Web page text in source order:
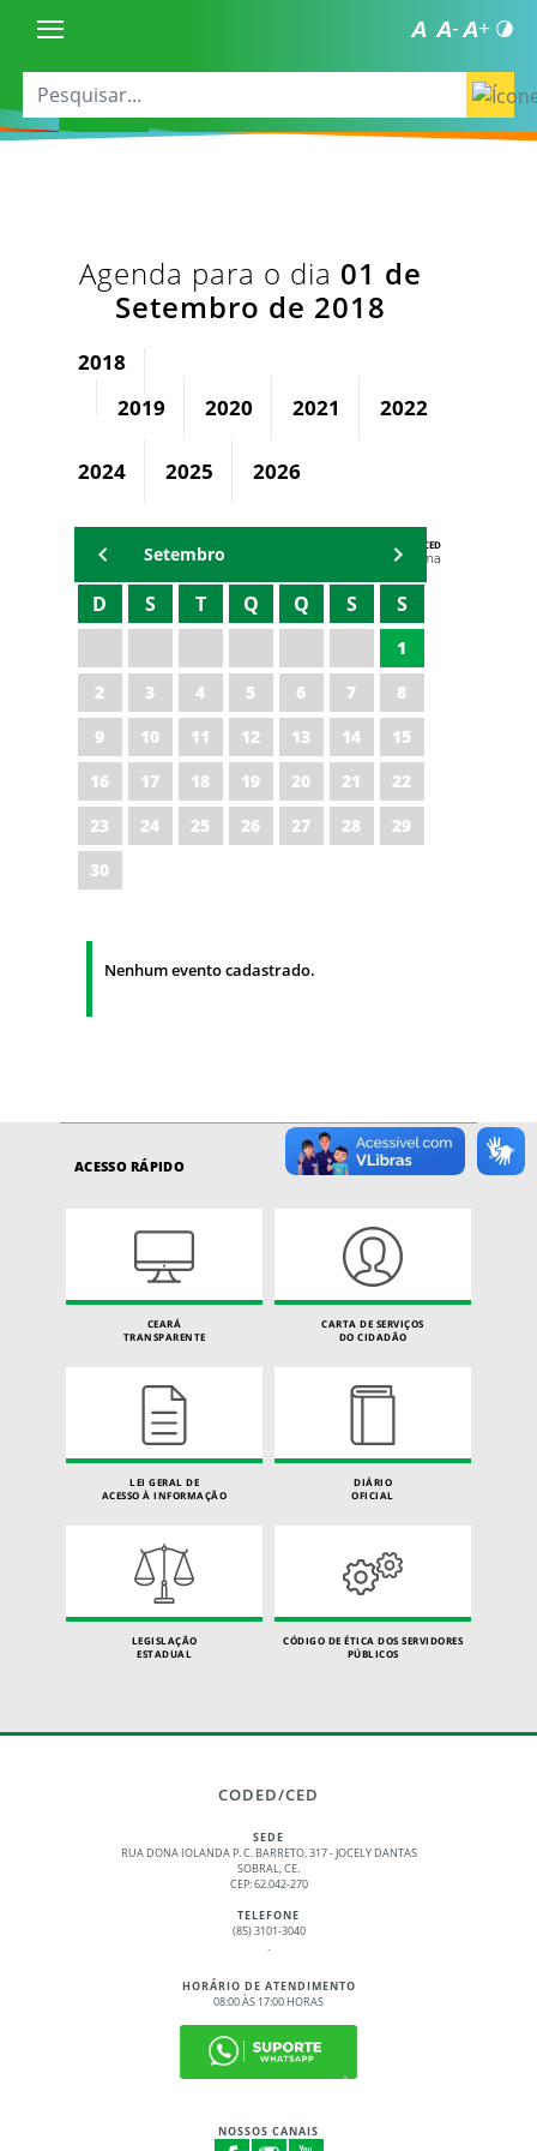
Agenda para o dia 01 de
Setembro de 2018
2018
2019
2020 2021 2022
2024 2025 2026
AGENDA DA CODED/CED
Vagna Lima
Setembro
D S T Q Q S S
1
2
3 4 5 6 7
8
9
10 11 12 13 14
15
16
17 18 19 20 21
22
23
24 25 26 27 28
29
30
Nenhum evento cadastrado.
ACESSO RÁPIDO
CEARÁ
TRANSPARENTE
CARTA DE SERVIÇOS
DO CIDADÃO
LEI GERAL DE
ACESSO À INFORMAÇÃO
DIÁRIO
OFICIAL
LEGISLAÇÃO
ESTADUAL
CÓDIGO DE ÉTICA DOS SERVIDORES
PÚBLICOS
CODED/CED
SEDE
RUA DONA IOLANDA P. C. BARRETO, 317 - JOCELY DANTAS
SOBRAL, CE.
CEP: 62.042-270
TELEFONE
(85) 3101-3040
.
HORÁRIO DE ATENDIMENTO
08:00 ÀS 17:00 HORAS
NOSSOS CANAIS